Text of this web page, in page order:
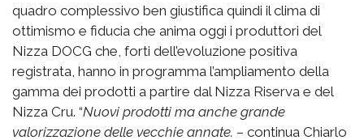
quadro complessivo ben giustifica quindi il clima di
ottimismo e fiducia che anima oggi i produttori del
Nizza DOCG che, forti dell’evoluzione positiva
registrata, hanno in programma l’ampliamento della
gamma dei prodotti a partire dal Nizza Riserva e del
Nizza Cru. “Nuovi prodotti ma anche grande
valorizzazione delle vecchie annate. – continua Chiarlo